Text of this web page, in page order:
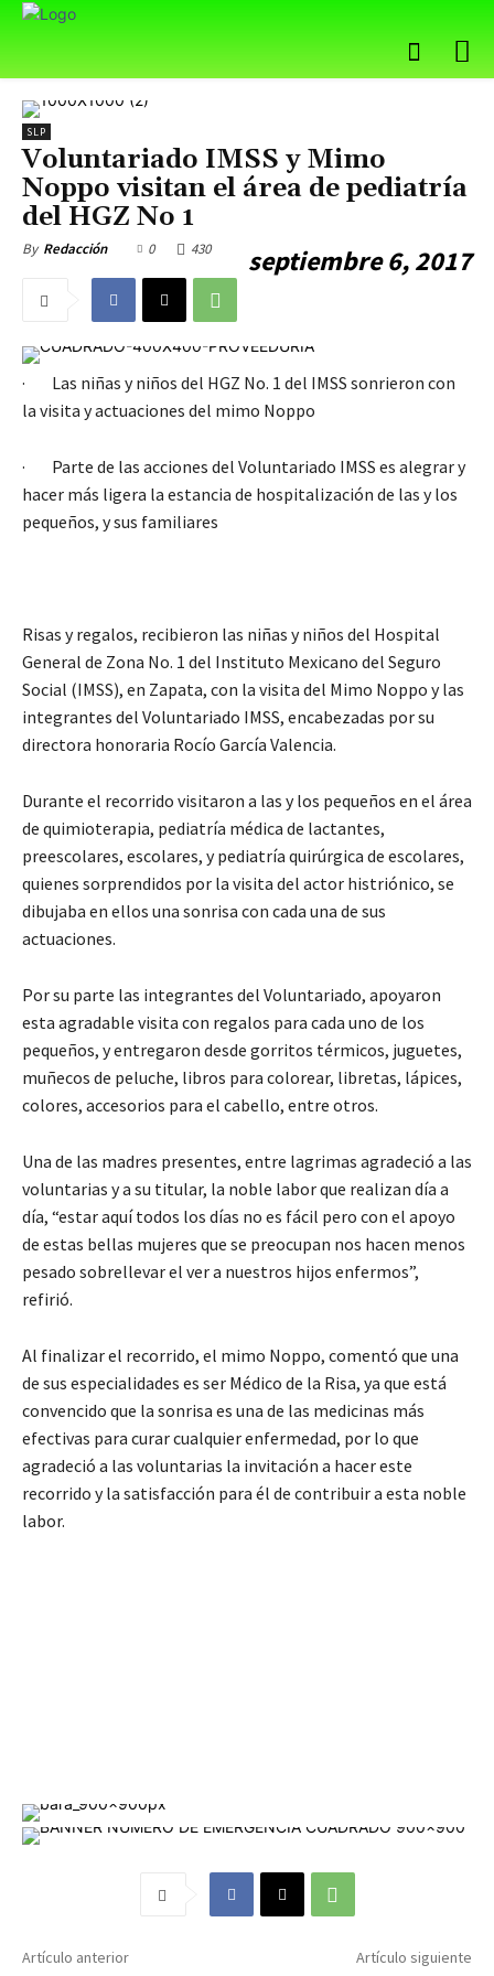
SLP
Voluntariado IMSS y Mimo
Noppo visitan el área de pediatría
del HGZ No 1
By Redacción septiembre 6, 2017
0 430
· Las niñas y niños del HGZ No. 1 del IMSS sonrieron con
la visita y actuaciones del mimo Noppo
· Parte de las acciones del Voluntariado IMSS es alegrar y
hacer más ligera la estancia de hospitalización de las y los
pequeños, y sus familiares
Risas y regalos, recibieron las niñas y niños del Hospital
General de Zona No. 1 del Instituto Mexicano del Seguro
Social (IMSS), en Zapata, con la visita del Mimo Noppo y las
integrantes del Voluntariado IMSS, encabezadas por su
directora honoraria Rocío García Valencia.
Durante el recorrido visitaron a las y los pequeños en el área
de quimioterapia, pediatría médica de lactantes,
preescolares, escolares, y pediatría quirúrgica de escolares,
quienes sorprendidos por la visita del actor histriónico, se
dibujaba en ellos una sonrisa con cada una de sus
actuaciones.
Por su parte las integrantes del Voluntariado, apoyaron
esta agradable visita con regalos para cada uno de los
pequeños, y entregaron desde gorritos térmicos, juguetes,
muñecos de peluche, libros para colorear, libretas, lápices,
colores, accesorios para el cabello, entre otros.
Una de las madres presentes, entre lagrimas agradeció a las
voluntarias y a su titular, la noble labor que realizan día a
día, “estar aquí todos los días no es fácil pero con el apoyo
de estas bellas mujeres que se preocupan nos hacen menos
pesado sobrellevar el ver a nuestros hijos enfermos”,
refirió.
Al finalizar el recorrido, el mimo Noppo, comentó que una
de sus especialidades es ser Médico de la Risa, ya que está
convencido que la sonrisa es una de las medicinas más
efectivas para curar cualquier enfermedad, por lo que
agradeció a las voluntarias la invitación a hacer este
recorrido y la satisfacción para él de contribuir a esta noble
labor.
Artículo anterior Artículo siguiente